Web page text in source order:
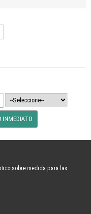
sobre medida para las